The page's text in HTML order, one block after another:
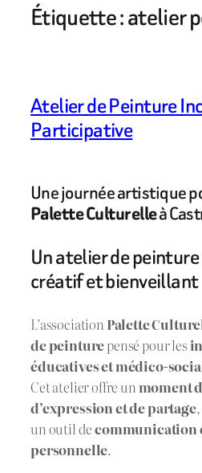
Étiquette :atelier
Atelier de Peinture
Participative
Une journée artistique
Palette Culturelleà
Un atelier de
créatif et bienveillant
L’association Palette
de peinturepensé pour les
éducatives et médico-
Cet atelier offre un moment
d’expression et de partage
un outil decommunication
personnelle.